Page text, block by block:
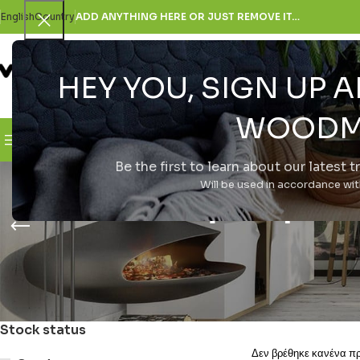
HEY YOU, SIGN UP
Be the first to learn about our latest
Will be used in accordance
EnglishCountryADD ANYTHING HERE OR JUST REMOVE IT…
SELECT CATEGORY
Browse Categories H Εταιρεία
Stock status
Δεν βρέθηκε κανένα